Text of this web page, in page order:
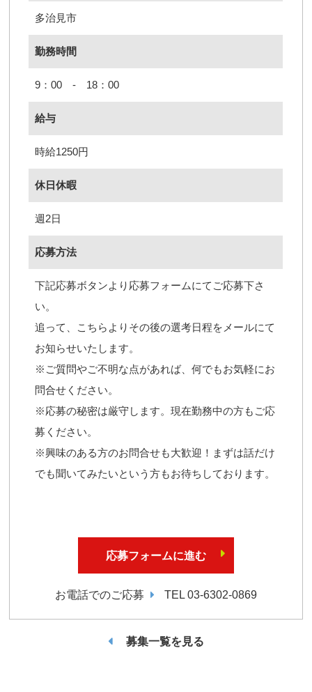
多治見市
勤務時間
9：00 - 18：00
給与
時給1250円
休日休暇
週2日
応募方法
下記応募ボタンより応募フォームにてご応募下さ
い。
追って、こちらよりその後の選考日程をメールにて
お知らせいたします。
※ご質問やご不明な点があれば、何でもお気軽にお
問合せください。
※応募の秘密は厳守します。現在勤務中の方もご応
募ください。
※興味のある方のお問合せも大歓迎！まずは話だけ
でも聞いてみたいという方もお待ちしております。
応募フォームに進む
お電話でのご応募 TEL 03-6302-0869
募集一覧を見る